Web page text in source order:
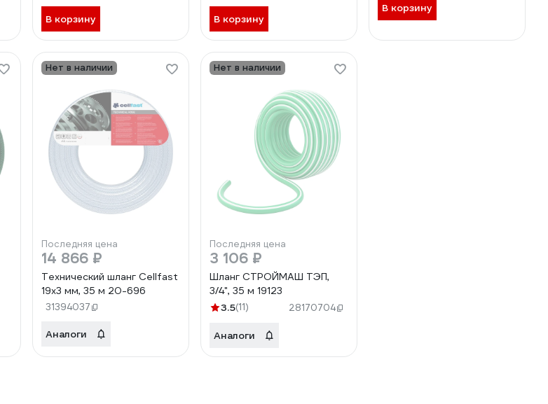
В корзину В корзину
В корзину
Нет в наличии
Последняя цена
14 866 ₽
Технический шланг Cellfast
19x3 мм, 35 м 20-696
31394037
Аналоги
Нет в наличии
Последняя цена
3 106 ₽
Шланг СТРОЙМАШ ТЭП,
3/4", 35 м 19123
3.5(11) 28170704
Аналоги